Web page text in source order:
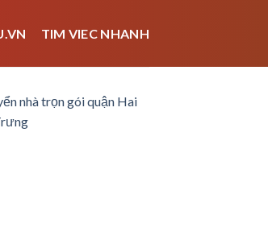
TIM VIEC NHANH
nhà trọn gói quận Hai